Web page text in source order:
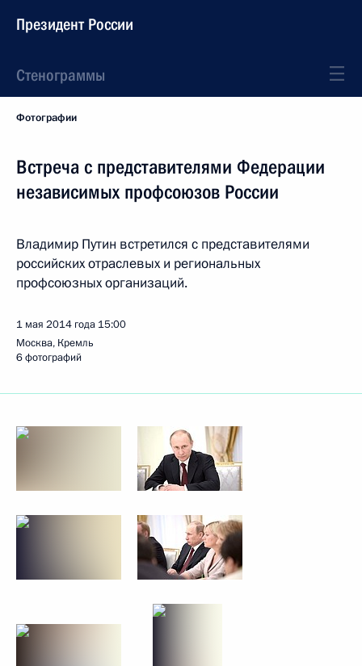
Президент России
Стенограммы
Фотографии
Встреча с представителями Федерации
независимых профсоюзов России
Владимир Путин встретился с представителями
российских отраслевых и региональных
профсоюзных организаций.
1 мая 2014 года 15:00
Москва, Кремль
6 фотографий